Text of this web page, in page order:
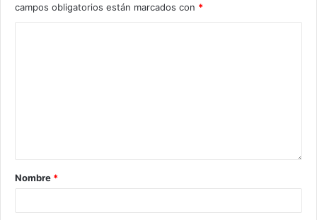
campos obligatorios están marcados con *
Nombre *